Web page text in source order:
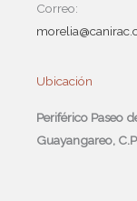
Correo:
Ubicación
Periférico Paseo
Guayangareo,